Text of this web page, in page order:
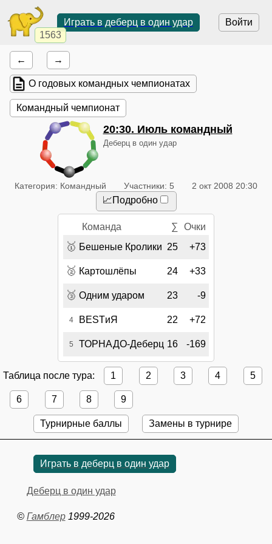
1563
Войти
Играть в деберц в один удар
← →
О годовых командных чемпионатах
Командный чемпионат
20:30. Июль командный
Деберц в один удар
Категория: Командный Участники: 5 2 окт 2008 20:30
📈Подробно
Команда ∑ Очки
🥇 Бешеные Кролики 25 +73
🥈 Картошлёпы 24 +33
🥉 Одним ударом 23 -9
4 BESTиЯ 22 +72
5 ТОРНАДО-Деберц 16 -169
Таблица после тура: 1 2 3 4 5
6 7 8 9
Турнирные баллы Замены в турнире
Играть в деберц в один удар
Деберц в один удар
© Гамблер1999-2026